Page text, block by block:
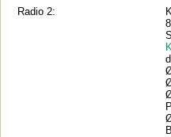
Radio 2: